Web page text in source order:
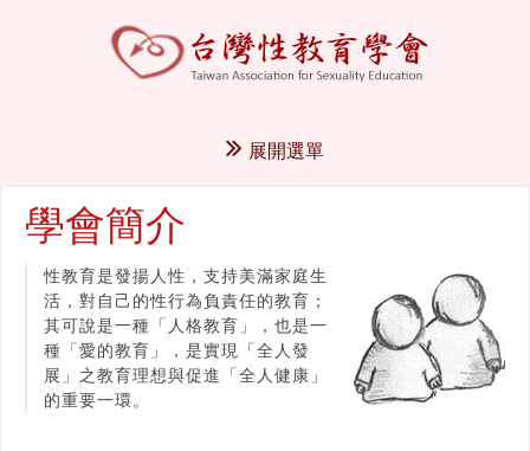
展開選單
學會簡介
性教育是發揚人性，支持美滿家庭生
活，對自己的性行為負責任的教育；
其可說是一種「人格教育」，也是一
種「愛的教育」，是實現「全人發
展」之教育理想與促進「全人健康」
的重要一環。